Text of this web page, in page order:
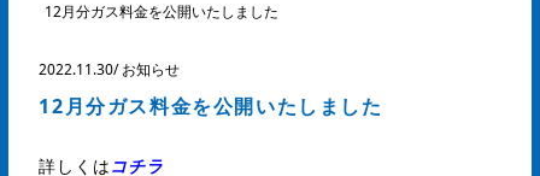
12月分ガス料金を公開いたしました
2022.11.30/お知らせ
12月分ガス料金を公開いたしました
詳しくはコチラ